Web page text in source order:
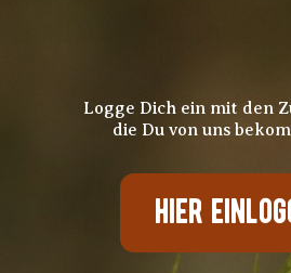
Logge Dich ein mit den
die Du von uns
HIER